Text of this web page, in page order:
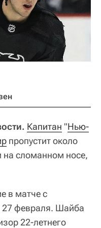
Капитан "Нью-
пропустит около
на сломанном носе,
в матче с
27 февраля. Шайба
22-летнего